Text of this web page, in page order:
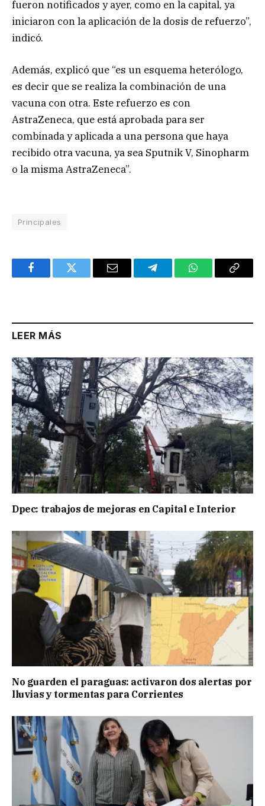
fueron notificados y ayer, como en la capital, ya
iniciaron con la aplicación de la dosis de refuerzo”,
indicó.
Además, explicó que “es un esquema heterólogo,
es decir que se realiza la combinación de una
vacuna con otra. Este refuerzo es con
AstraZeneca, que está aprobada para ser
combinada y aplicada a una persona que haya
recibido otra vacuna, ya sea Sputnik V, Sinopharm
o la misma AstraZeneca”.
Principales
FacebookTwitter Email TelegramWhatsAppCopy
LEER MÁS
Dpec: trabajos de mejoras en Capital e Interior
No guarden el paraguas: activaron dos alertas por
lluvias y tormentas para Corrientes